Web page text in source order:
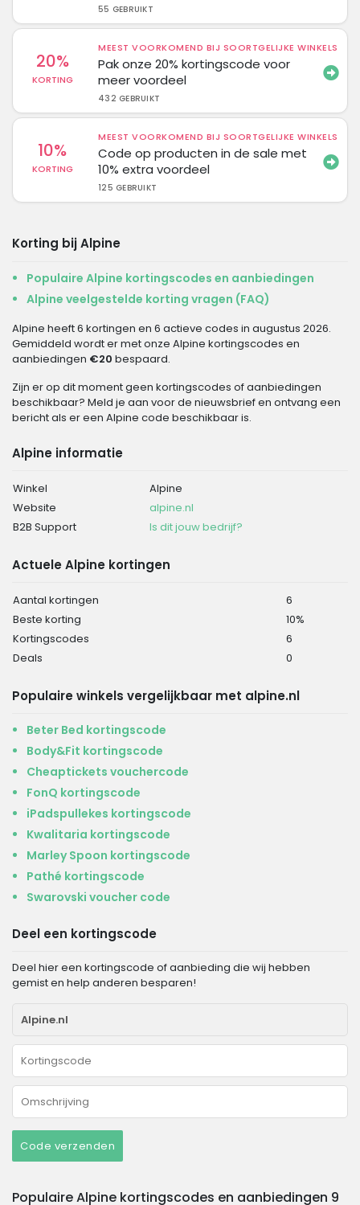
55 GEBRUIKT
20%
KORTING
MEEST VOORKOMEND BIJ SOORTGELIJKE WINKELS
Pak onze 20% kortingscode voor
meer voordeel
432 GEBRUIKT
10%
KORTING
MEEST VOORKOMEND BIJ SOORTGELIJKE WINKELS
Code op producten in de sale met
10% extra voordeel
125 GEBRUIKT
Korting bij Alpine
Populaire Alpine kortingscodes en aanbiedingen
Alpine veelgestelde korting vragen (FAQ)
Alpine heeft 6 kortingen en 6 actieve codes in augustus 2026.
Gemiddeld wordt er met onze Alpine kortingscodes en
aanbiedingen €20 bespaard.
Zijn er op dit moment geen kortingscodes of aanbiedingen
beschikbaar? Meld je aan voor de nieuwsbrief en ontvang een
bericht als er een Alpine code beschikbaar is.
Alpine informatie
Winkel
Alpine
Website
alpine.nl
B2B Support
Is dit jouw bedrijf?
Actuele Alpine kortingen
Aantal kortingen
6
Beste korting
10%
Kortingscodes
6
Deals
0
Populaire winkels vergelijkbaar met alpine.nl
Beter Bed kortingscode
Body&Fit kortingscode
Cheaptickets vouchercode
FonQ kortingscode
iPadspullekes kortingscode
Kwalitaria kortingscode
Marley Spoon kortingscode
Pathé kortingscode
Swarovski voucher code
Deel een kortingscode
Deel hier een kortingscode of aanbieding die wij hebben
gemist en help anderen besparen!
Code verzenden
Populaire Alpine kortingscodes en aanbiedingen 9